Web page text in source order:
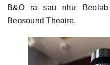
B&O ra sau như
Beosound Theatre.